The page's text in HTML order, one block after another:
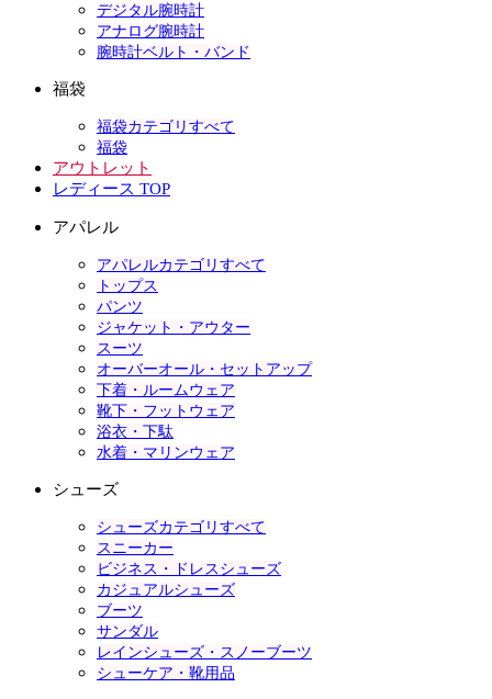
デジタル腕時計
アナログ腕時計
腕時計ベルト・バンド
福袋
福袋カテゴリすべて
福袋
アウトレット
レディース TOP
アパレル
アパレルカテゴリすべて
トップス
パンツ
ジャケット・アウター
スーツ
オーバーオール・セットアップ
下着・ルームウェア
靴下・フットウェア
浴衣・下駄
水着・マリンウェア
シューズ
シューズカテゴリすべて
スニーカー
ビジネス・ドレスシューズ
カジュアルシューズ
ブーツ
サンダル
レインシューズ・スノーブーツ
シューケア・靴用品